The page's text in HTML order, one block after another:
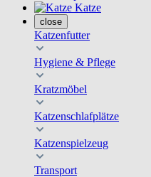
Katze
close
Katzenfutter
Hygiene & Pflege
Kratzmöbel
Katzenschlafplätze
Katzenspielzeug
Transport